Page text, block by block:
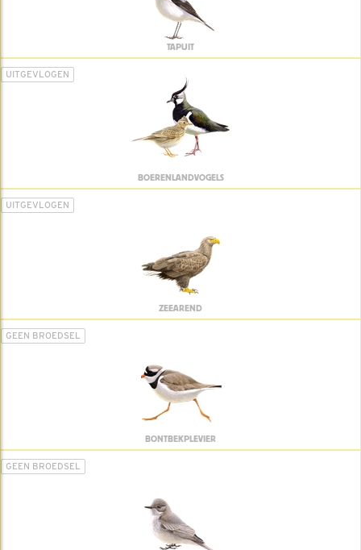
TAPUIT
UITGEVLOGEN
BOERENLANDVOGELS
UITGEVLOGEN
ZEEAREND
GEEN BROEDSEL
BONTBEKPLEVIER
GEEN BROEDSEL